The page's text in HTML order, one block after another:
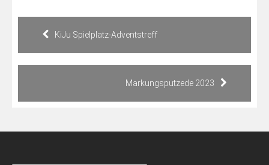
Beitragsnavigation
KiJu Spielplatz-Adventstreff
Markungsputzede 2023